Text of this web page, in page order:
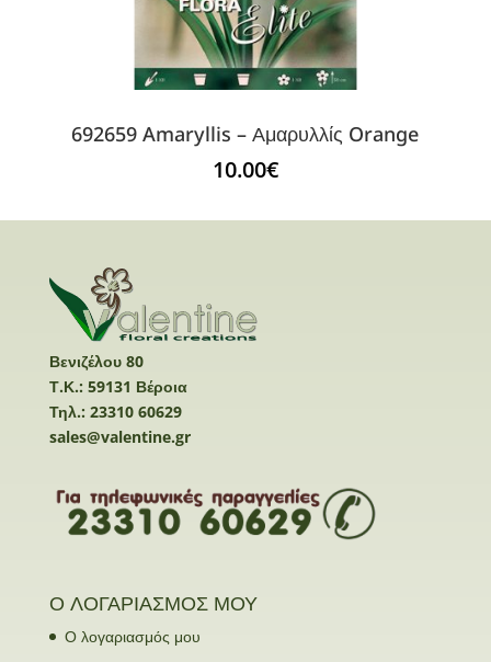
692659 Amaryllis – Αμαρυλλίς Orange
10.00€
Βενιζέλου 80
Τ.Κ.: 59131 Βέροια
Τηλ.: 23310 60629
sales@valentine.gr
Ο ΛΟΓΑΡΙΑΣΜΟΣ ΜΟΥ
Ο λογαριασμός μου